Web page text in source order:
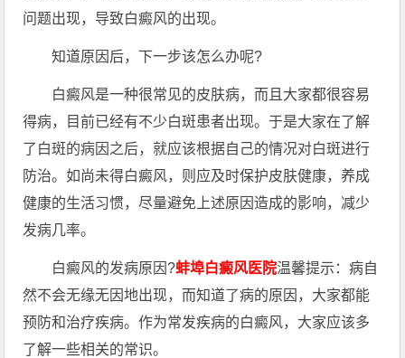
问题出现，导致白癜风的出现。
知道原因后，下一步该怎么办呢?
白癜风是一种很常见的皮肤病，而且大家都很容易
得病，目前已经有不少白斑患者出现。于是大家在了解
了白斑的病因之后，就应该根据自己的情况对白斑进行
防治。如尚未得白癜风，则应及时保护皮肤健康，养成
健康的生活习惯，尽量避免上述原因造成的影响，减少
发病几率。
白癜风的发病原因?蚌埠白癜风医院温馨提示：病自
然不会无缘无因地出现，而知道了病的原因，大家都能
预防和治疗疾病。作为常发疾病的白癜风，大家应该多
了解一些相关的常识。